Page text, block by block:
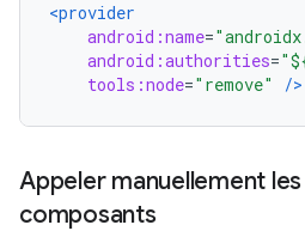
<provider
android:name=
android:authorities=
tools:node="remove" />
Appeler manuellement
composants